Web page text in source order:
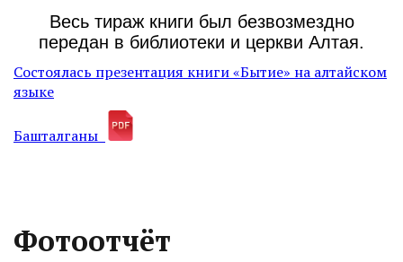
Весь тираж книги был безвозмездно
передан в библиотеки и церкви Алтая.
Cостоялась презентация книги «Бытие» на алтайском
языке
Башталганы
Фотоотчёт